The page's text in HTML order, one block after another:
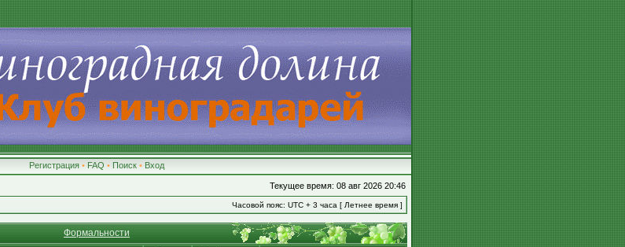
Регистрация • FAQ • Поиск • Вход
Текущее время: 08 авг 2026 20:46
Часовой пояс: UTC + 3 часа [ Летнее время ]
Формальности